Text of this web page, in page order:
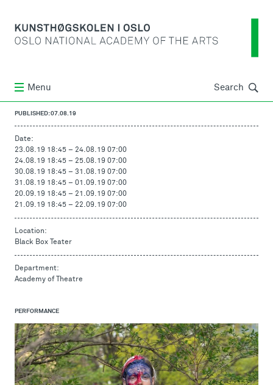
Menu Search Søk
PUBLISHED: 07.08.19
Date:
23.08.19 18:45 – 24.08.19 07:00
24.08.19 18:45 – 25.08.19 07:00
30.08.19 18:45 – 31.08.19 07:00
31.08.19 18:45 – 01.09.19 07:00
20.09.19 18:45 – 21.09.19 07:00
21.09.19 18:45 – 22.09.19 07:00
Location:
Black Box Teater
Department:
Academy of Theatre
PERFORMANCE